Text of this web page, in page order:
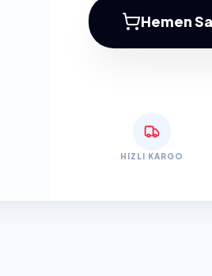
Hemen
HIZLI KARGO